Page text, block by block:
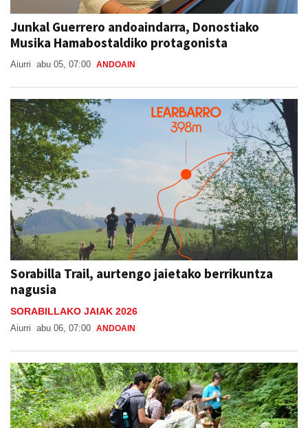
Junkal Guerrero andoaindarra, Donostiako
Musika Hamabostaldiko protagonista
Aiurri abu 05, 07:00 ANDOAIN
Sorabilla Trail, aurtengo jaietako berrikuntza
nagusia
SORABILLAKO JAIAK 2026
Aiurri abu 06, 07:00 ANDOAIN